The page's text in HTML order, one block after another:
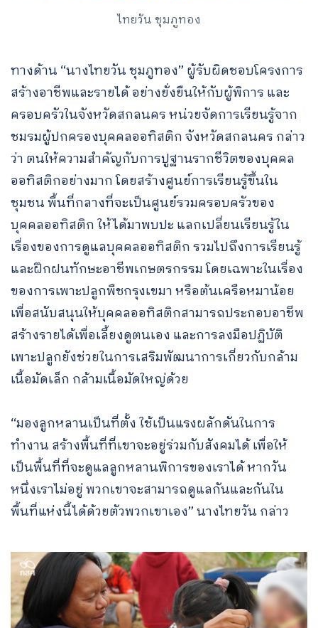
ไทยวัน ชุมภูทอง
ทางด้าน “นางไทยวัน ชุมภูทอง” ผู้รับผิดชอบโครงการ
สร้างอาชีพและรายได้ อย่างยั่งยืนให้กับผู้พิการ และ
ครอบครัวในจังหวัดสกลนคร หน่วยจัดการเรียนรู้จาก
ชมรมผู้ปกครองบุคคลออทิสติก จังหวัดสกลนคร กล่าว
ว่า ตนให้ความสำคัญกับการปูฐานรากชีวิตของบุคคล
ออทิสติกอย่างมาก โดยสร้างศูนย์การเรียนรู้ขึ้นใน
ชุมชน พื้นที่กลางที่จะเป็นศูนย์รวมครอบครัวของ
บุคคลออทิสติก ให้ได้มาพบปะ แลกเปลี่ยนเรียนรู้ใน
เรื่องของการดูแลบุคคลออทิสติก รวมไปถึงการเรียนรู้
และฝึกฝนทักษะอาชีพเกษตรกรรม โดยเฉพาะในเรื่อง
ของการเพาะปลูกพืชกรุงเขมา หรือต้นเครือหมาน้อย
เพื่อสนับสนุนให้บุคคลออทิสติกสามารถประกอบอาชีพ
สร้างรายได้เพื่อเลี้ยงดูตนเอง และการลงมือปฏิบัติ
เพาะปลูกยังช่วยในการเสริมพัฒนาการเกี่ยวกับกล้าม
เนื้อมัดเล็ก กล้ามเนื้อมัดใหญ่ด้วย
“มองลูกหลานเป็นที่ตั้ง ใช้เป็นแรงผลักดันในการ
ทำงาน สร้างพื้นที่ที่เขาจะอยู่ร่วมกับสังคมได้ เพื่อให้
เป็นพื้นที่ที่จะดูแลลูกหลานพิการของเราได้ หากวัน
หนึ่งเราไม่อยู่ พวกเขาจะสามารถดูแลกันและกันใน
พื้นที่แห่งนี้ได้ด้วยตัวพวกเขาเอง” นางไทยวัน กล่าว